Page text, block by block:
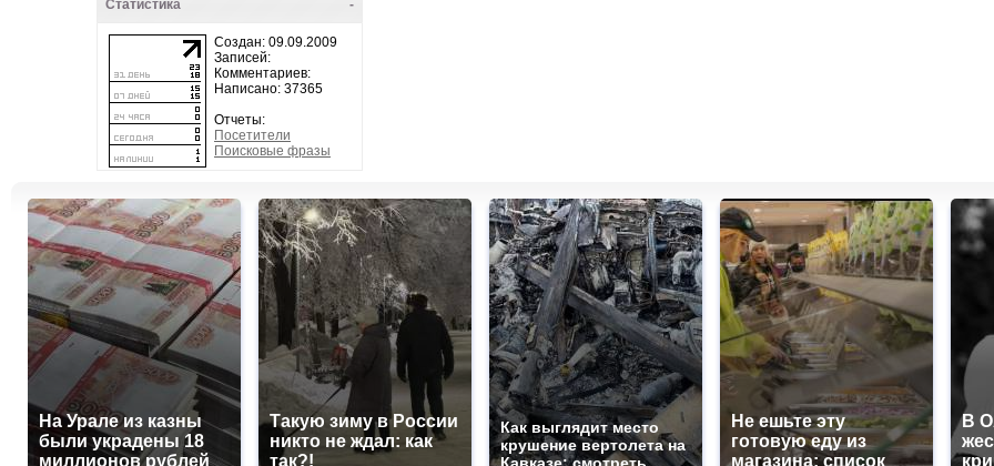
-
Статистика
Создан: 09.09.2009
Записей:
Комментариев:
Написано: 37365
Отчеты:
Посетители
Поисковые фразы
На Урале из казны
были украдены 18
миллионов рублей
Такую зиму в России
никто не ждал: как
так?!
Как выглядит место
крушение вертолета на
Не ешьте эту
готовую еду из
магазина: список
В